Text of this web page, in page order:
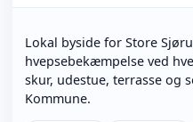
Lokal byside for Store
hvepsebekæmpelse ved
skur, udestue, terrasse og
Kommune.